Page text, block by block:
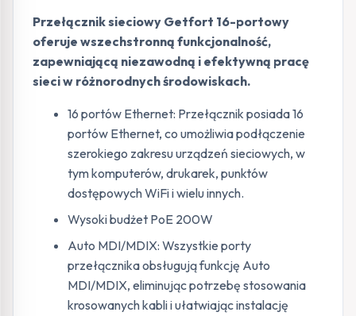
Przełącznik sieciowy Getfort 16-portowy
oferuje wszechstronną funkcjonalność,
zapewniającą niezawodną i efektywną pracę
sieci w różnorodnych środowiskach.
16 portów Ethernet: Przełącznik posiada 16
portów Ethernet, co umożliwia podłączenie
szerokiego zakresu urządzeń sieciowych, w
tym komputerów, drukarek, punktów
dostępowych WiFi i wielu innych.
Wysoki budżet PoE 200W
Auto MDI/MDIX: Wszystkie porty
przełącznika obsługują funkcję Auto
MDI/MDIX, eliminując potrzebę stosowania
krosowanych kabli i ułatwiając instalację